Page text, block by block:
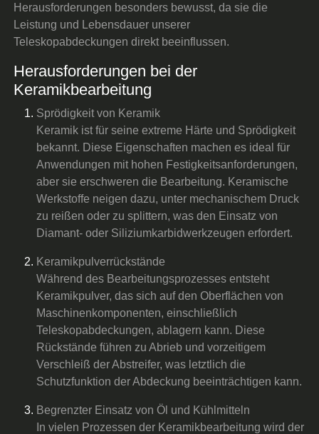
Herausforderungen besonders bewusst, da sie die
Leistung und Lebensdauer unserer
Teleskopabdeckungen direkt beeinflussen.
Herausforderungen bei der
Keramikbearbeitung
Sprödigkeit von Keramik
Keramik ist für seine extreme Härte und Sprödigkeit
bekannt. Diese Eigenschaften machen es ideal für
Anwendungen mit hohen Festigkeitsanforderungen,
aber sie erschweren die Bearbeitung. Keramische
Werkstoffe neigen dazu, unter mechanischem Druck
zu reißen oder zu splittern, was den Einsatz von
Diamant- oder Siliziumkarbidwerkzeugen erfordert.
Keramikpulverrückstände
Während des Bearbeitungsprozesses entsteht
Keramikpulver, das sich auf den Oberflächen von
Maschinenkomponenten, einschließlich
Teleskopabdeckungen, ablagern kann. Diese
Rückstände führen zu Abrieb und vorzeitigem
Verschleiß der Abstreifer, was letztlich die
Schutzfunktion der Abdeckung beeinträchtigen kann.
Begrenzter Einsatz von Öl und Kühlmitteln
In vielen Prozessen der Keramikbearbeitung wird der